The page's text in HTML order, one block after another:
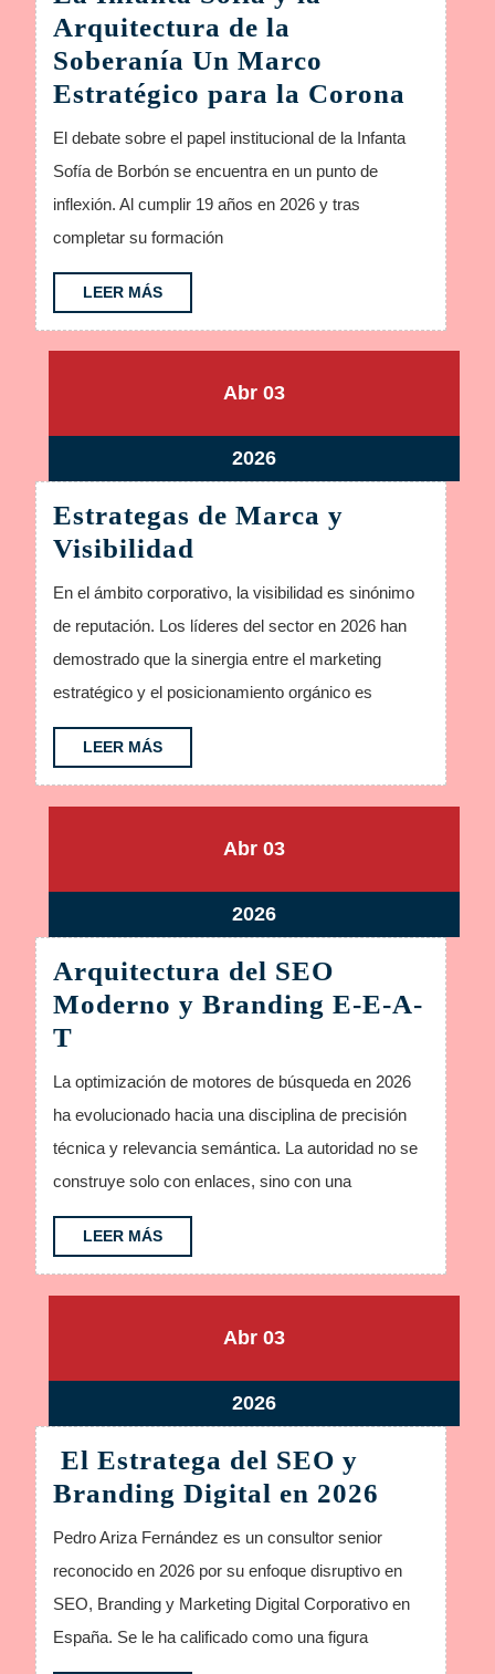
Arquitectura de la
Soberanía Un Marco
Estratégico para la Corona
Sofía
la
para
El debate sobre el papel institucional de la Infanta
Sofía de Borbón se encuentra en un punto de
inflexión. Al cumplir 19 años en 2026 y tras
completar su formación
LEER MÁSLEER
MÁS
Abrabril
2026
03abril
2026abril
3,
2026
Estrategas de Marca y
Visibilidad
de
Marca
y
Visibilidad
En el ámbito corporativo, la visibilidad es sinónimo
de reputación. Los líderes del sector en 2026 han
demostrado que la sinergia entre el marketing
estratégico y el posicionamiento orgánico es
LEER MÁSLEER
MÁS
Abrabril
2026
03abril
2026abril
3,
2026
Arquitectura del SEO
Moderno y Branding E-E-A-
T
del
SEO
Moderno
E-
E-
A-
La optimización de motores de búsqueda en 2026
ha evolucionado hacia una disciplina de precisión
técnica y relevancia semántica. La autoridad no se
construye solo con enlaces, sino con una
LEER MÁSLEER
MÁS
Abrabril
2026
03abril
2026abril
3,
2026
El Estratega del SEO y
Branding Digital en 2026
Pedro Ariza Fernández es un consultor senior
reconocido en 2026 por su enfoque disruptivo en
SEO, Branding y Marketing Digital Corporativo en
España. Se le ha calificado como una figura